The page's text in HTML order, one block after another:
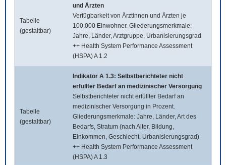
Tabelle
(gestaltbar)
und Ärzten
Verfügbarkeit von Ärztinnen und Ärzten je
100.000 Einwohner. Gliederungsmerkmale:
Jahre, Länder, Arztgruppe, Urbanisierungsgrad
++ Health System Performance Assessment
(HSPA) A 1.2
Tabelle
(gestaltbar)
Indikator A 1.3: Selbstberichteter nicht
erfüllter Bedarf an medizinischer Versorgung
Selbstberichteter nicht erfüllter Bedarf an
medizinischer Versorgung in Prozent.
Gliederungsmerkmale: Jahre, Länder, Art des
Bedarfs, Stratum (nach Alter, Bildung,
Einkommen, Geschlecht, Urbanisierungsgrad)
++ Health System Performance Assessment
(HSPA) A 1.3